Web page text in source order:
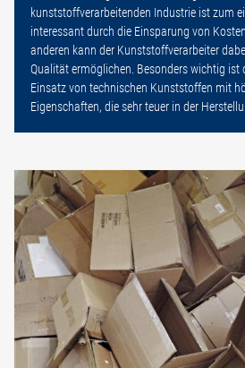
kunststoffverarbeitenden Industrie ist zum
interessant durch die Einsparung von
anderen kann der Kunststoffverarbeiter
Qualität ermöglichen. Besonders wichtig ist
Einsatz von technischen Kunststoffen mit
Eigenschaften, die sehr teuer in der